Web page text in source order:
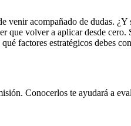
acompañado de dudas.
que volver a aplicar desde
factores estratégicos debes
Conocerlos te ayudará a